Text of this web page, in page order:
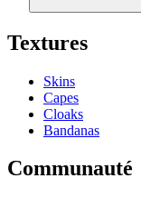
Textures
Skins
Capes
Cloaks
Bandanas
Communauté